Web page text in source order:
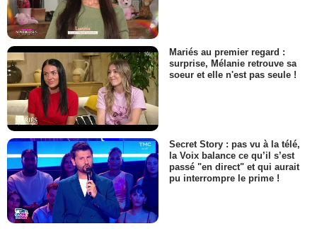
Mariés au premier regard :
surprise, Mélanie retrouve sa
soeur et elle n'est pas seule !
Secret Story : pas vu à la télé,
la Voix balance ce qu’il s’est
passé "en direct" et qui aurait
pu interrompre le prime !